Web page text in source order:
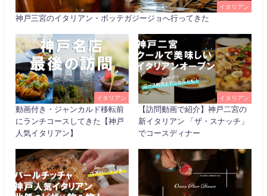
イタリアン
神戸三宮のイタリアン・ボッテガジージョへ行ってきた
イタリアン
動画付き・ジャンカルド移転前
にランチコースしてきた【神戸
人気イタリアン】
イタリアン
【訪問動画で紹介】神戸二宮の
新イタリアン 「ザ・スナッチ」
でコースディナー